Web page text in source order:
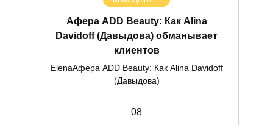
Афера ADD Beauty: Как Alina
Davidoff (Давыдова) обманывает
клиентов
ElenaАфера ADD Beauty: Как Alina Davidoff
(Давыдова)
08